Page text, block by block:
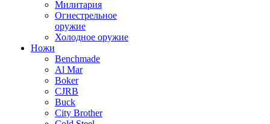
Милитария
Огнестрельное
оружие
Холодное оружие
Ножи
Benchmade
Al Mar
Boker
CJRB
Buck
City Brother